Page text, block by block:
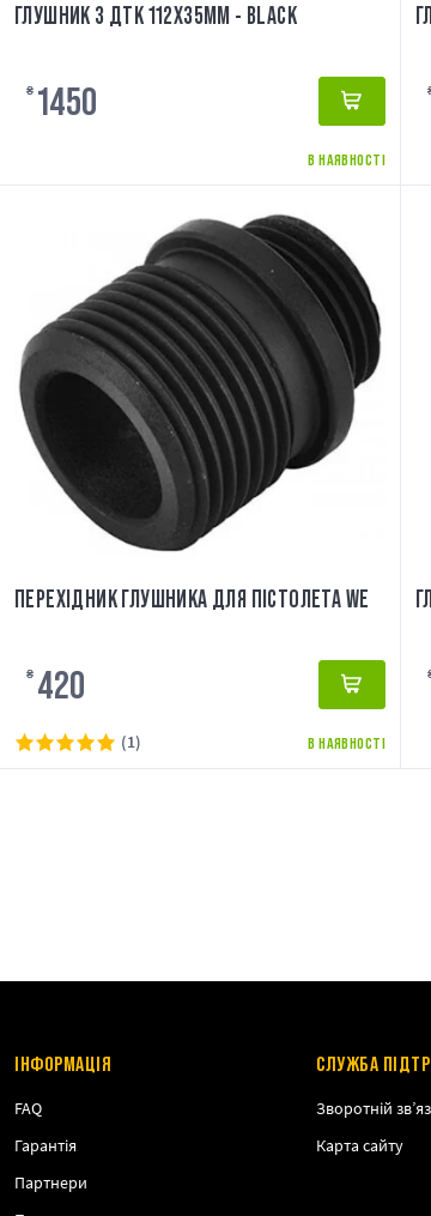
ГЛУШНИК З ДТК 112X35MM - BLACK
₴ 1450
В НАЯВНОСТІ
ПЕРЕХІДНИК ГЛУШНИКА ДЛЯ ПІСТОЛЕТА WE
₴ 420
В НАЯВНОСТІ
(1)
ІНФОРМАЦІЯ
FAQ
Гарантія
Партнери
СЛУЖБА
Зворотній
Карта сайту